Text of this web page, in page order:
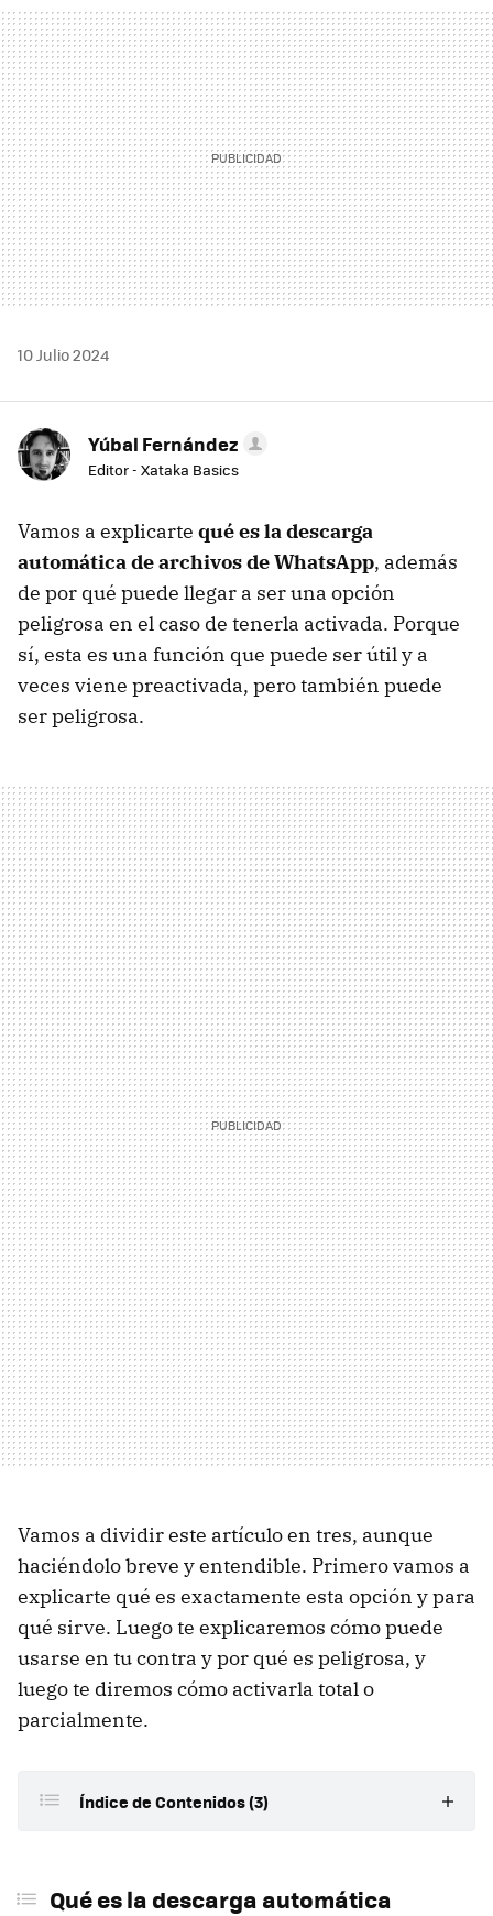
MAIL
10 Julio 2024
Yúbal Fernández
Editor - Xataka Basics
Vamos a explicarte qué es la descarga
automática de archivos de WhatsApp, además
de por qué puede llegar a ser una opción
peligrosa en el caso de tenerla activada. Porque
sí, esta es una función que puede ser útil y a
veces viene preactivada, pero también puede
ser peligrosa.
Vamos a dividir este artículo en tres, aunque
haciéndolo breve y entendible. Primero vamos a
explicarte qué es exactamente esta opción y para
qué sirve. Luego te explicaremos cómo puede
usarse en tu contra y por qué es peligrosa, y
luego te diremos cómo activarla total o
parcialmente.
Índice de Contenidos (3)
Qué problemas y peligros tiene
Qué es la descarga automática